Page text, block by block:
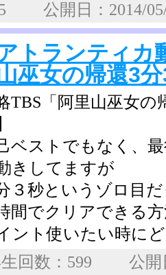
公開日：
アトランティ
巫女の帰還3
TBS「阿里山巫女
ベストでもなく、
きしてますが
３秒というゾロ目
間でクリアできる
ント使いたい時に
生回数：599 公